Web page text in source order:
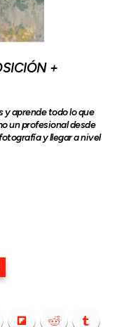
+
aprende todo lo que
un profesional desde
y llegar a nivel